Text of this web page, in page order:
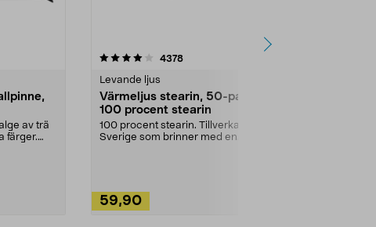
av trä
färger.
4378recensioner
Levande ljus
Värmeljus stearin, 50-pack,
100 procent stearin
100 procent stearin. Tillverkade i
Sverige som brinner med en
59,90
4.5av 5 stjärnor